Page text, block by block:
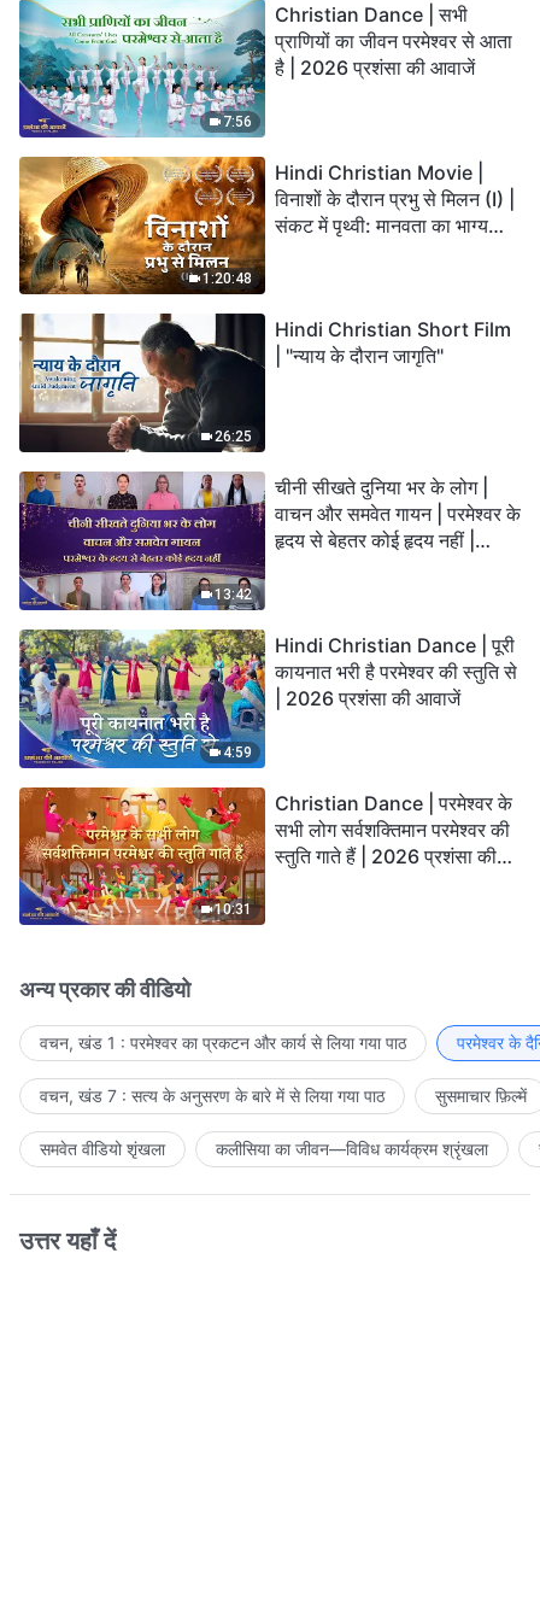
7:56
Christian Dance | सभी
प्राणियों का जीवन परमेश्वर से आता
है | 2026 प्रशंसा की आवाजें
1:20:48
Hindi Christian Movie |
विनाशों के दौरान प्रभु से मिलन (I) |
संकट में पृथ्वी: मानवता का भाग्य
26:25
Hindi Christian Short Film
| "न्याय के दौरान जागृति"
13:42
चीनी सीखते दुनिया भर के लोग |
वाचन और समवेत गायन | परमेश्वर के
हृदय से बेहतर कोई हृदय नहीं |
4:59
Hindi Christian Dance | पूरी
कायनात भरी है परमेश्वर की स्तुति से
| 2026 प्रशंसा की आवाजें
10:31
Christian Dance | परमेश्वर के
सभी लोग सर्वशक्तिमान परमेश्वर की
स्तुति गाते हैं | 2026 प्रशंसा की
अन्य प्रकार की वीडियो
वचन, खंड 1 : परमेश्वर का प्रकटन और कार्य से लिया गया पाठ परमेश्वर के
वचन, खंड 7 : सत्य के अनुसरण के बारे में से लिया गया पाठ सुसमाचार फ़िल्में
समवेत वीडियो शृंखला कलीसिया का जीवन—विविध कार्यक्रम श्रृंखला
उत्तर यहाँ दें